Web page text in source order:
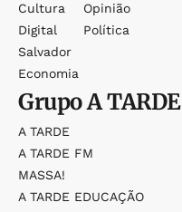
Cultura
Digital
Salvador
Economia
Opinião
Política
GrupoA TARDE
A TARDE
A TARDE FM
MASSA!
A TARDE EDUCAÇÃO